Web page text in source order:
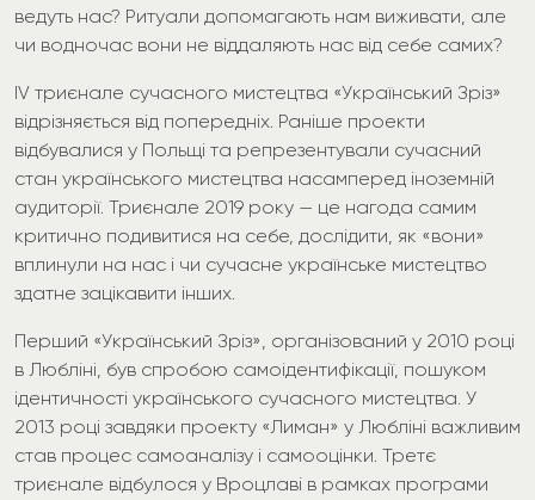
ведуть нас? Ритуали допомагають нам виживати, але
чи водночас вони не віддаляють нас від себе самих?
ІV триєнале сучасного мистецтва «Український Зріз»
відрізняється від попередніх. Раніше проекти
відбувалися у Польщі та репрезентували сучасний
стан українського мистецтва насамперед іноземній
аудиторії. Триєнале 2019 року — це нагода самим
критично подивитися на себе, дослідити, як «вони»
вплинули на нас і чи сучасне українське мистецтво
здатне зацікавити інших.
Перший «Український Зріз», організований у 2010 році
в Любліні, був спробою самоідентифікації, пошуком
ідентичності українського сучасного мистецтва. У
2013 році завдяки проекту «Лиман» у Любліні важливим
став процес самоаналізу і самооцінки. Третє
триєнале відбулося у Вроцлаві в рамках програми